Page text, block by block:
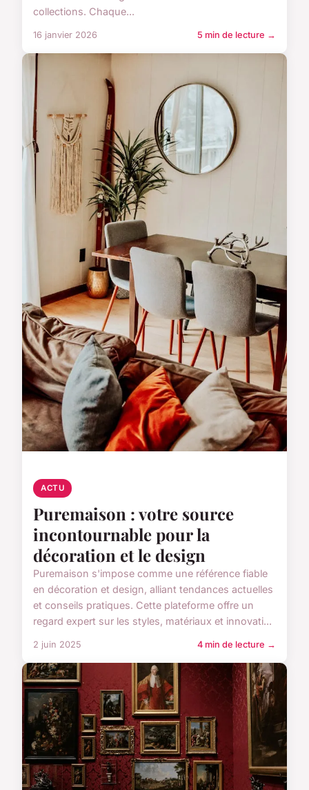
collections. Chaque...
16 janvier 2026 5 min de lecture →
ACTU
Puremaison : votre source
incontournable pour la
décoration et le design
Puremaison s'impose comme une référence fiable
en décoration et design, alliant tendances actuelles
et conseils pratiques. Cette plateforme offre un
regard expert sur les styles, matériaux et innovati...
2 juin 2025 4 min de lecture →